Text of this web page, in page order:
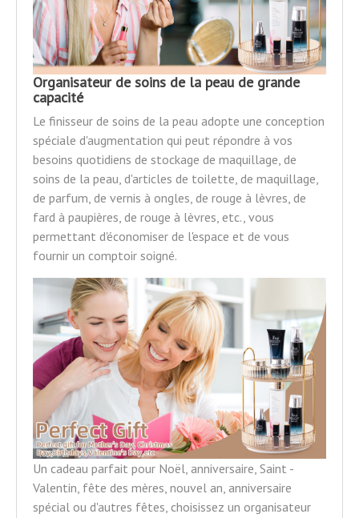
Organisateur de soins de la peau de grande
capacité
Le finisseur de soins de la peau adopte une conception
spéciale d'augmentation qui peut répondre à vos
besoins quotidiens de stockage de maquillage, de
soins de la peau, d'articles de toilette, de maquillage,
de parfum, de vernis à ongles, de rouge à lèvres, de
fard à paupières, de rouge à lèvres, etc., vous
permettant d'économiser de l'espace et de vous
fournir un comptoir soigné.
Un cadeau parfait pour Noël, anniversaire, Saint -
Valentin, fête des mères, nouvel an, anniversaire
spécial ou d'autres fêtes, choisissez un organisateur